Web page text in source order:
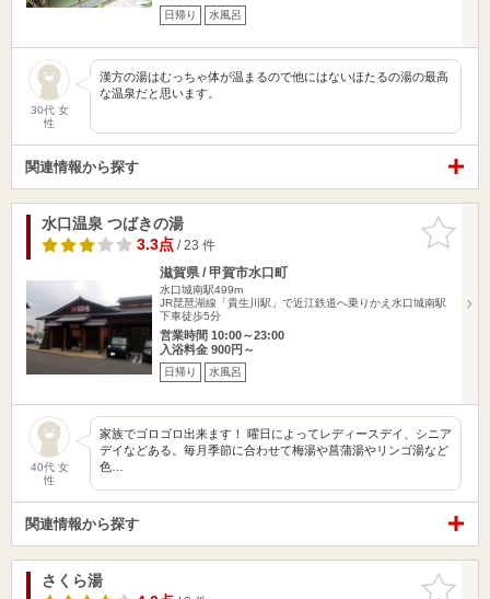
日帰り 水風呂
30代 女
性
漢方の湯はむっちゃ体が温まるので他にはないほたるの湯の最高
な温泉だと思います。
関連情報から探す
お気に入
りに追加
水口温泉 つばきの湯
3.3点/ 23 件
滋賀県 / 甲賀市水口町
水口城南駅499m
JR琵琶湖線「貴生川駅」で近江鉄道へ乗りかえ水口城南駅
下車徒歩5分
営業時間 10:00～23:00
入浴料金 900円～
日帰り 水風呂
40代 女
性
家族でゴロゴロ出来ます！ 曜日によってレディースデイ、シニア
デイなどある。毎月季節に合わせて梅湯や菖蒲湯やリンゴ湯など
色…
関連情報から探す
お気に入
さくら湯